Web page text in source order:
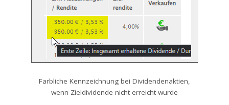
Farbliche Kennzeichnung bei Dividendenaktien,
wenn Zieldividende nicht erreicht wurde